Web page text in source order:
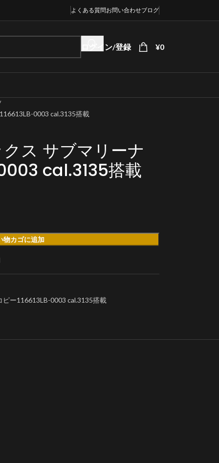
よくある質問お問い合わせブログ
ログイン/登録 ¥0
0003 cal.3135搭載
ス サブマリーナ
cal.3135搭載
物カゴに追加
ー116613LB-0003 cal.3135搭載